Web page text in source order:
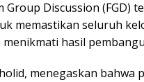
Discussion (FGD)
memastikan seluruh
hasil
menegaskan bahwa